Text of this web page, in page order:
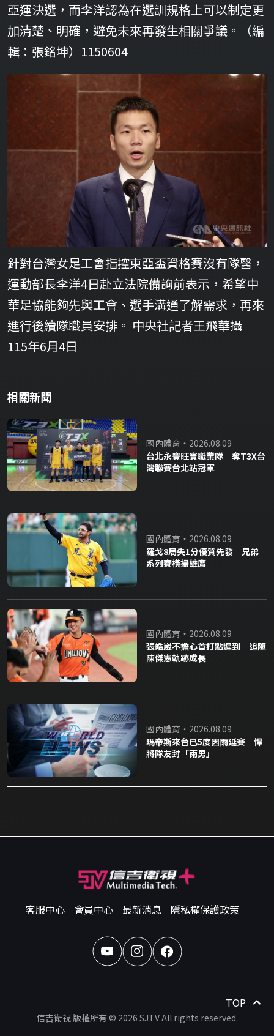
亞運決選，而李洋認為在選訓規格上可以制定更
加清楚、明確，避免未來再發生相關爭議。（編
輯：張銘坤）1150604
針對台灣女足工會指控東亞盃資格賽沒有隊醫，
運動部長李洋4日赴立法院備詢前表示，希望中
華足協能夠先與工會、選手溝通了解需求，再來
進行後續隊職員安排。 中央社記者王飛華攝
115年6月4日
相關新聞
國內體育・2026.08.09
台北永豐旺寶職業隊 奪T3X台
灣聯賽台北站冠軍
國內體育・2026.08.09
羅戈8局失1分優質先發 兄弟
系列賽橫掃雄鷹
國內體育・2026.08.09
張皓崴不擔心首打點遲到 追隨
陳傑憲軌跡成長
國內體育・2026.08.09
瑪帝斯來台已5度因雨延賽 悍
將隊友封「雨男」
客服中心 會員中心 最新消息 隱私權保護政策
TOP
信吉衛視 版權所有 © 2026 SJTV All rights reserved.